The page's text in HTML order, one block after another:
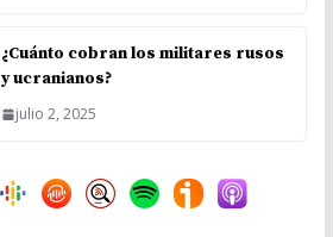
¿Cuánto cobran los militares rusos
y ucranianos?
julio 2, 2025